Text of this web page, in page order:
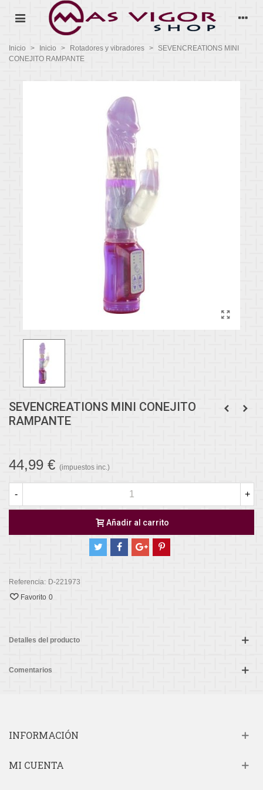
Inicio > Inicio > Rotadores y vibradores >
SEVENCREATIONS MINI
CONEJITO RAMPANTE
SEVENCREATIONS MINI CONEJITO
RAMPANTE
44,99 € (impuestos inc.)
- +
Añadir al carrito
Referencia: D-221973
Favorito 0
Detalles del producto
Comentarios
INFORMACIÓN
MI CUENTA